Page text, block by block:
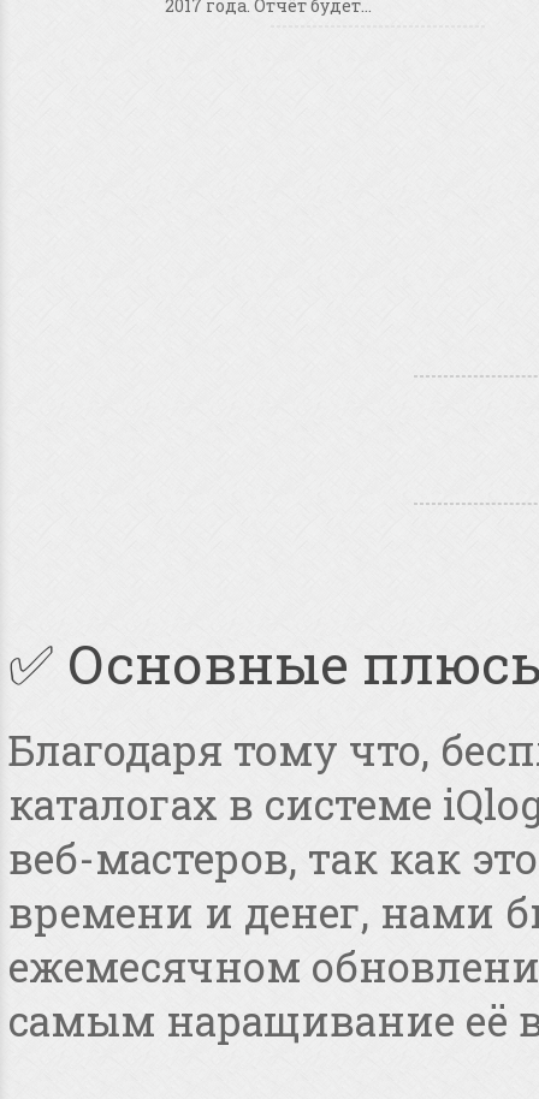
2017 года. Отчёт будет...
✅ Основные
Благодаря тому что,
каталогах в системе
веб-мастеров, так как
времени и денег, нами
ежемесячном
самым наращивание её